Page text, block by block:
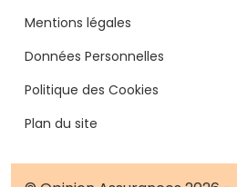
Mentions légales
Données Personnelles
Politique des Cookies
Plan du site